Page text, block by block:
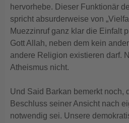
hervorhebe. Dieser Funktionär
spricht absurderweise von
Muezzinruf ganz klar die Einfalt
Gott Allah, neben dem kein
andere Religion existieren darf.
Atheismus nicht.
Und Said Barkan bemerkt noch,
Beschluss seiner Ansicht nach
notwendig sei. Unsere